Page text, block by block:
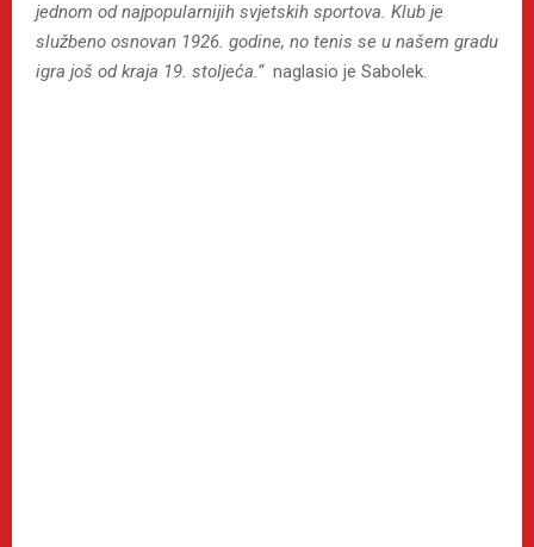
jednom od najpopularnijih svjetskih sportova. Klub je
službeno osnovan 1926. godine, no tenis se u našem gradu
igra još od kraja 19. stoljeća.“naglasio je Sabolek.